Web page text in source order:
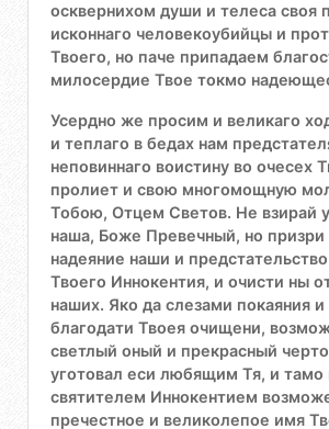
осквернихом души и телеса своя
исконнаго человекоубийцы и
Твоего, но паче припадаем
милосердие Твое токмо
Усердно же просим и великаго
и теплаго в бедах нам
неповиннаго воистину во очесех
пролиет и свою многомощную
Тобою, Отцем Светов. Не взирай
наша, Боже Превечный, но призри
надеяние наши и
Твоего Иннокентия, и очисти ны
наших. Яко да слезами покаяния
благодати Твоея очищени,
светлый оный и прекрасный
уготовал еси любящим Тя, и тамо
святителем Иннокентием
пречестное и великолепое имя